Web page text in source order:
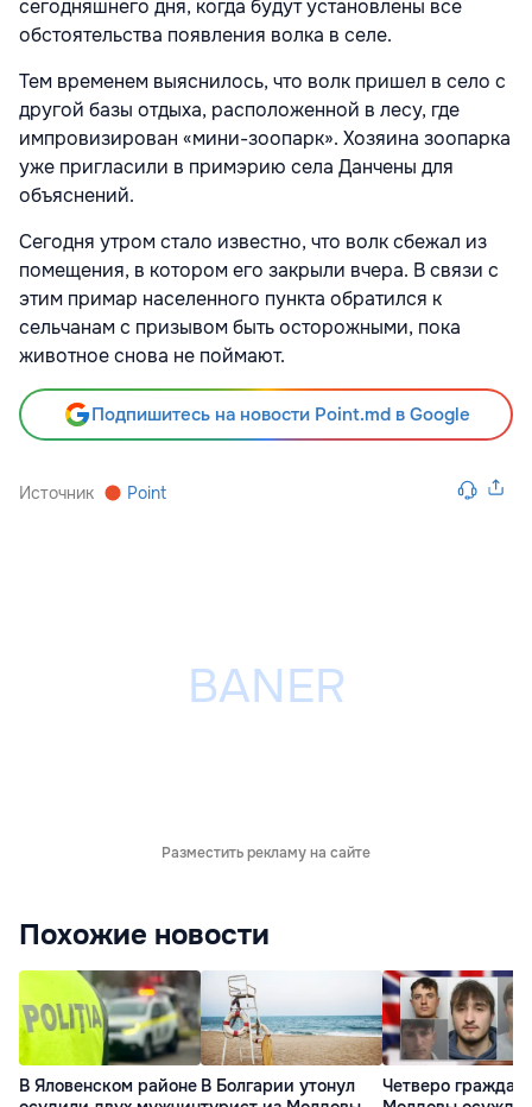
сегодняшнего дня, когда будут установлены все
обстоятельства появления волка в селе.
Тем временем выяснилось, что волк пришел в село с
другой базы отдыха, расположенной в лесу, где
импровизирован «мини-зоопарк». Хозяина зоопарка
уже пригласили в примэрию села Данчены для
объяснений.
Сегодня утром стало известно, что волк сбежал из
помещения, в котором его закрыли вчера. В связи с
этим примар населенного пункта обратился к
сельчанам с призывом быть осторожными, пока
животное снова не поймают.
Подпишитесь на новости Point.md в Google
Источник Point
Разместить рекламу на сайте
Похожие новости
В Яловенском районе В Болгарии утонул
Четверо граждан